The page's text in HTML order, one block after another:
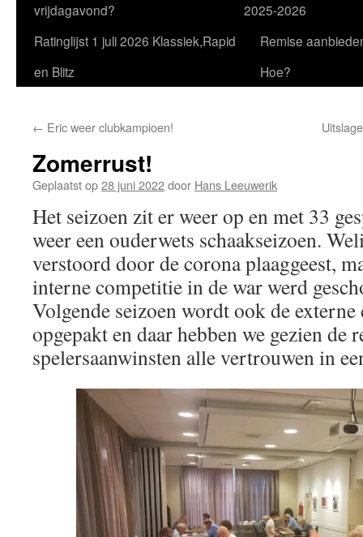
vrijdagavond?
2025-2026
Ratinglijst 1 juli 2026 Klassiek,Rapid
en Blitz
Remise
Hoe?
← Eric weer clubkampioen!
Zomerrust!
Geplaatst op28 juni 2022door Hans Leeuwerik
Het seizoen zit er weer op en met 33
weer een ouderwets schaakseizoen.
verstoord door de corona plaaggeest,
interne competitie in de war werd
Volgende seizoen wordt ook de
opgepakt en daar hebben we gezien de
spelersaanwinsten alle vertrouwen in